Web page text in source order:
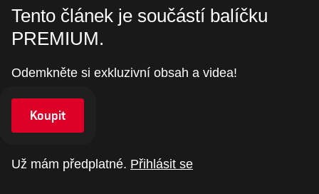
Tento článek je součástí balíčku
PREMIUM.
Odemkněte si exkluzivní obsah a videa!
Koupit
Už mám předplatné. Přihlásit se